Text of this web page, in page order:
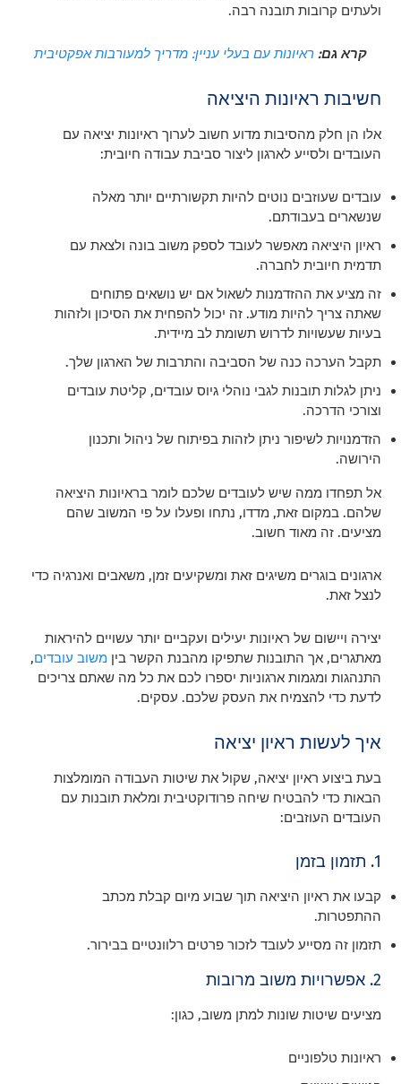
ולעתים קרובות תובנה רבה.
קרא גם: ראיונות עם בעלי עניין: מדריך למעורבות אפקטיבית
חשיבות ראיונות היציאה
אלו הן חלק מהסיבות מדוע חשוב לערוך ראיונות יציאה עם
העובדים ולסייע לארגון ליצור סביבת עבודה חיובית:
עובדים שעוזבים נוטים להיות תקשורתיים יותר מאלה
שנשארים בעבודתם.
ראיון היציאה מאפשר לעובד לספק משוב בונה ולצאת עם
תדמית חיובית לחברה.
זה מציע את ההזדמנות לשאול אם יש נושאים פתוחים
שאתה צריך להיות מודע. זה יכול להפחית את הסיכון ולזהות
בעיות שעשויות לדרוש תשומת לב מיידית.
תקבל הערכה כנה של הסביבה והתרבות של הארגון שלך.
ניתן לגלות תובנות לגבי נוהלי גיוס עובדים, קליטת עובדים
וצורכי הדרכה.
הזדמנויות לשיפור ניתן לזהות בפיתוח של ניהול ותכנון
הירושה.
אל תפחדו ממה שיש לעובדים שלכם לומר בראיונות היציאה
שלהם. במקום זאת, מדדו, נתחו ופעלו על פי המשוב שהם
מציעים. זה מאוד חשוב.
ארגונים בוגרים משיגים זאת ומשקיעים זמן, משאבים ואנרגיה כדי
לנצל זאת.
יצירה ויישום של ראיונות יעילים ועקביים יותר עשויים להיראות
מאתגרים, אך התובנות שתפיקו מהבנת הקשר ביןמשוב עובדים,
התנהגות ומגמות ארגוניות יספרו לכם את כל מה שאתם צריכים
לדעת כדי להצמיח את העסק שלכם. עסקים.
איך לעשות ראיון יציאה
בעת ביצוע ראיון יציאה, שקול את שיטות העבודה המומלצות
הבאות כדי להבטיח שיחה פרודוקטיבית ומלאת תובנות עם
העובדים העוזבים:
1. תזמון בזמן
קבעו את ראיון היציאה תוך שבוע מיום קבלת מכתב
ההתפטרות.
תזמון זה מסייע לעובד לזכור פרטים רלוונטיים בבירור.
2. אפשרויות משוב מרובות
מציעים שיטות שונות למתן משוב, כגון:
ראיונות טלפוניים